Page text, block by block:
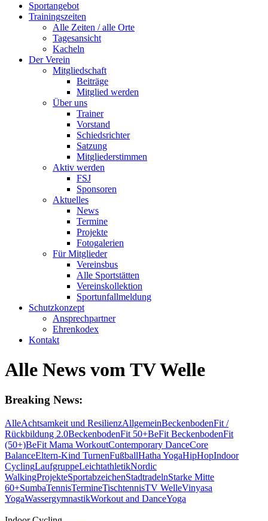
Sportangebot
Trainingszeiten
Alle Zeiten / alle Orte
Tagesansicht
Kacheln
Der Verein
Mitgliedschaft
Beiträge
Mitglied werden
Über uns
Trainer
Vorstand
Schiedsrichter
Satzung
Mitgliederstimmen
Aktiv werden
FSJ
Sponsoren
Aktuelles
News
Termine
Projekte
Fotogalerien
Für Mitglieder
Vereinsbus
Alle Sportstätten
Vereinskollektion
Sportunfallmeldung
Schutzkonzept
Ansprechpartner
Ehrenkodex
Kontakt
Alle News vom TV Welle
Breaking News:
AlleAchtsamkeit und ResilienzAllgemeinBeckenbodenFit /
Rückbildung 2.0BeckenbodenFit 50+BeFit BeckenbodenFit
(50+)BeFit Mama WorkoutContemporary DanceCore
BalanceEltern-Kind TurnenFußballHatha YogaHipHopIndoor
CyclingLaufgruppeLeichtathletikNordic
WalkingProjekteSportabzeichenStadtradelnStarke Mitte
60+SumbaTennisTermineTischtennisTV WelleVinyasa
YogaWassergymnastikWorkout and DanceYoga